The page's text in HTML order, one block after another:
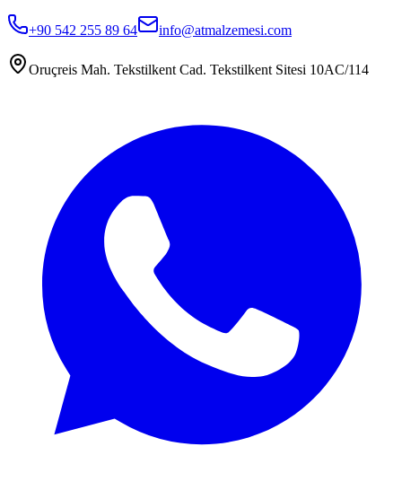
+90 542 255 89 64 info@atmalzemesi.com
Oruçreis Mah. Tekstilkent Cad. Tekstilkent Sitesi 10AC/114